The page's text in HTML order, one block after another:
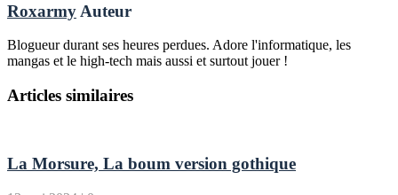
Roxarmy Auteur
Blogueur durant ses heures perdues. Adore l'informatique, les
mangas et le high-tech mais aussi et surtout jouer !
Articles similaires
La Morsure, La boum version gothique